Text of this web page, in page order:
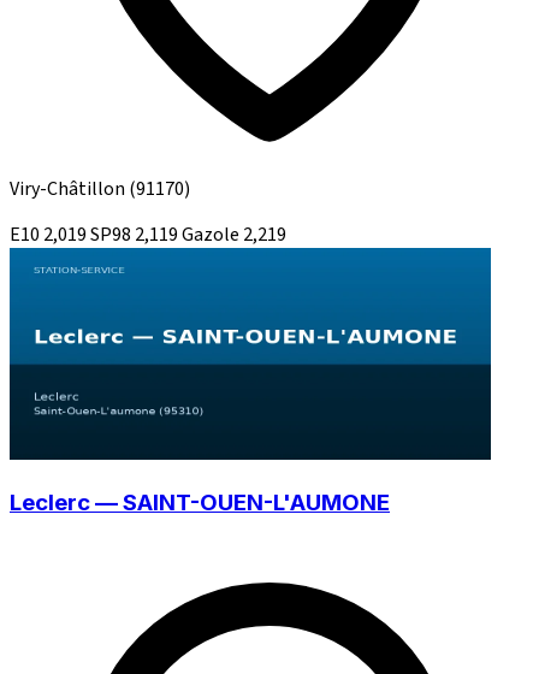
Viry-Châtillon (91170)
E10 2,019SP98 2,119Gazole 2,219
Leclerc — SAINT-OUEN-L'AUMONE